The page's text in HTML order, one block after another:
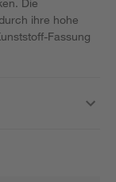
Die
ihre hohe
Fassung